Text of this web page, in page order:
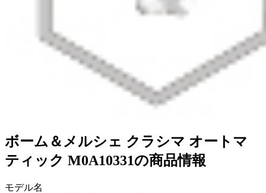
ボーム＆メルシェ クラシマ オートマ
ティック M0A10331の商品情報
モデル名